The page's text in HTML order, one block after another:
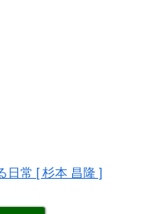
日常 [ 杉本 昌隆 ]